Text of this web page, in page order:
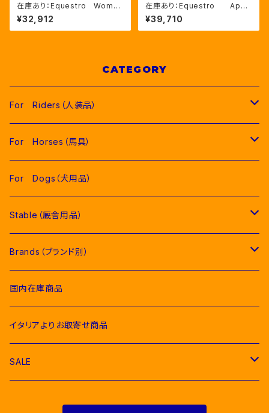
在庫あり：Equestro Wome
n's ３Layer レインコート
BLACK、NAVY,BEIGE、3色（E
TW00025）
¥32,912
在庫あり：Equestro Apoc
alypse ワイドバイザー ヘルメ
ット Black、Mサイズ（ETW02
016）
¥39,710
CATEGORY
For Riders（人装品）
Men（男性用衣類）
Competition Jackets（競技用ジャケット）
Competition Shirts（競技用シャツ）
Softshell（ソフトシェル）
Bomber & Vest（アウター、ベスト）
Women（女性用衣類）
Competition Jackets（競技用ジャケット）
Competition Shirts（競技用シャツ）
KNIT WEAR （ニットセーター）
Young Riders（ジュニア用衣類）
Competition Jackets（競技用ジャケット）
Competition Shirts（競技用シャツ）
Socks & Ties（ソックス、ネクタイ類）
Socks（ソックス）
Ties（ネクタイ類）
Raincoats（レインコート）
Body Protector（ボディプロテクター）
Belts（ベルト）
For Horses（馬具）
Pads（ゼッケン、パッド類）
Jumping Pads（障害馬術用ゼッケン）
Dressage Pads（馬場馬術用ゼッケン）
Fly Veils（イヤーネット類）
Bridles＆ Accesories （頭絡、手綱）
Bit（ハミ）
Halter & Lead rope（無口、曳き手）
Rugs & Neck Cover（馬着）
For Dogs（犬用品）
Stable（厩舎用品）
COMPETITION EQUIPMENT(競技会用品）
Stable Curtains（厩舎かけ）
Bags（バッグ類）
Horse Care（お手入れ用品）
Combs and Brushes（ブラシ）
Brands（ブランド別）
Acavallo（アカバロ）
EGO７（エゴセブン）
EQUICOMFORT(エクイコンフォート）
国内在庫商品
イタリアよりお取寄せ商品
SALE